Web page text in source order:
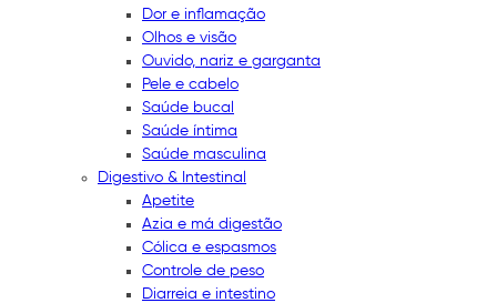
Dor e inflamação
Olhos e visão
Ouvido, nariz e garganta
Pele e cabelo
Saúde bucal
Saúde íntima
Saúde masculina
Digestivo & Intestinal
Apetite
Azia e má digestão
Cólica e espasmos
Controle de peso
Diarreia e intestino